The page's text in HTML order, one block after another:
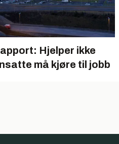
Hjelper ikke
må kjøre til jobb